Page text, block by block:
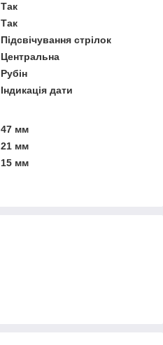
Так
Так
Підсвічування стрілок
Центральна
Рубін
Індикація дати
47 мм
21 мм
15 мм